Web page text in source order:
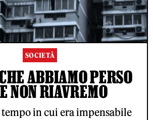
SOCIETÀ
ABBIAMO PERSO
NON RIAVREMO
tempo in cui era impensabile